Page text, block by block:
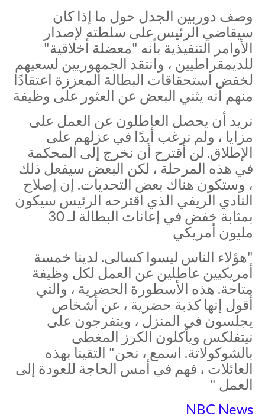
وصف دوربين الجدل حول ما إذا كان
سيقاضي الرئيس على سلطته لإصدار
الأوامر التنفيذية بأنه "معضلة أخلاقية"
للديمقراطيين ، وانتقد الجمهوريين لسعيهم
لخفض استحقاقات البطالة المعززة اعتقادًا
منهم أنه يثني البعض عن العثور على وظيفة
نريد أن يحصل العاطلون عن العمل على
مزايا ، ولم نرغب أبدًا في عزلهم على
الإطلاق. لن أقترح أن نخرج إلى المحكمة
في هذه المرحلة ، لكن البعض سيفعل ذلك
، وستكون هناك بعض التحديات. إن إصلاح
النادي الريفي الذي اقترحه الرئيس سيكون
بمثابة خفض في إعانات البطالة لـ 30
مليون أمريكي
"هؤلاء الناس ليسوا كسالى. لدينا خمسة
أمريكيين عاطلين عن العمل لكل وظيفة
متاحة. هذه الأسطورة الحضرية ، والتي
أقول إنها كذبة حضرية ، عن أشخاص
يجلسون في المنزل ، ويتفرجون على
نيتفلكس ويأكلون الكرز المغطى
بالشوكولاتة. اسمع ، نحن" التقينا بهذه
العائلات ، فهم في أمس الحاجة للعودة إلى
العمل "
NBC News